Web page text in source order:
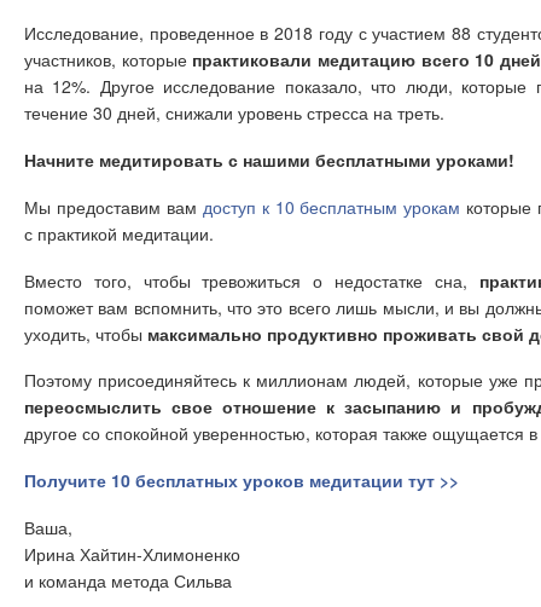
Исследование, проведенное в 2018 году с участием 88
участников, которые практиковали медитацию всего 10
на 12%. Другое исследование показало, что люди, которые
течение 30 дней, снижали уровень стресса на треть.
Начните медитировать с нашими бесплатными уроками!
Мы предоставим вам доступ к 10 бесплатным урокам которые
с практикой медитации.
Вместо того, чтобы тревожиться о недостатке сна,
поможет вам вспомнить, что это всего лишь мысли, и вы
уходить, чтобы максимально продуктивно проживать свой
Поэтому присоединяйтесь к миллионам людей, которые уже
переосмыслить свое отношение к засыпанию и
другое со спокойной уверенностью, которая также ощущается
Получите 10 бесплатных уроков медитации тут >>
Ваша,
Ирина Хайтин-Хлимоненко
и команда метода Сильва